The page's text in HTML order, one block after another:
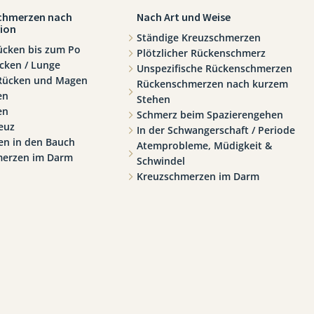
nach
bis zum Po
/ Lunge
und Magen
in den Bauch
im Darm
Nach Art und Weise
Ständige Kreuzschmerzen
Plötzlicher Rückenschmerz
Unspezifische Rückenschmerzen
Rückenschmerzen nach kurzem
Stehen
Schmerz beim Spazierengehen
In der Schwangerschaft / Periode
Atemprobleme, Müdigkeit &
Schwindel
Kreuzschmerzen im Darm